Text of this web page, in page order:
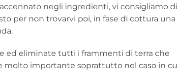
negli ingredienti, vi consigliamo di
per non trovarvi poi, in fase di cottura una
ed eliminate tutti i frammenti di terra che
molto importante soprattutto nel caso in